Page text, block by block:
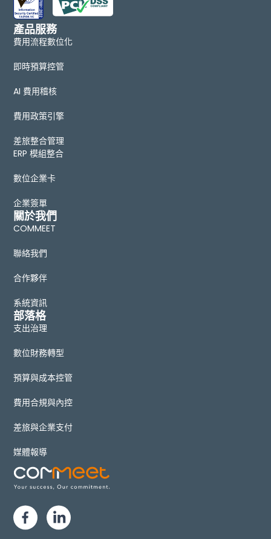
產品服務
費用流程數位化
即時預算控管
AI 費用稽核
費用政策引擎
差旅整合管理
ERP 模組整合
數位企業卡
企業簽單
關於我們
COMMEET
聯絡我們
合作夥伴
系統資訊
部落格
支出治理
數位財務轉型
預算與成本控管
費用合規與內控
差旅與企業支付
媒體報導